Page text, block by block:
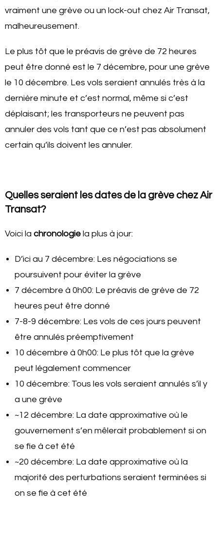
vraiment une grève ou un lock-out chez Air Transat,
malheureusement.
Le plus tôt que le préavis de grève de 72 heures
peut être donné est le 7 décembre, pour une grève
le 10 décembre. Les vols seraient annulés très à la
dernière minute et c’est normal, même si c’est
déplaisant; les transporteurs ne peuvent pas
annuler des vols tant que ce n’est pas absolument
certain qu’ils doivent les annuler.
Quelles seraient les dates de la grève chez Air
Transat?
Voici la chronologie la plus à jour:
D’ici au 7 décembre: Les négociations se
poursuivent pour éviter la grève
7 décembre à 0h00: Le préavis de grève de 72
heures peut être donné
7-8-9 décembre: Les vols de ces jours peuvent
être annulés préemptivement
10 décembre à 0h00: Le plus tôt que la grève
peut légalement commencer
10 décembre: Tous les vols seraient annulés s’il y
a une grève
~12 décembre: La date approximative où le
gouvernement s’en mêlerait probablement si on
se fie à cet été
~20 décembre: La date approximative où la
majorité des perturbations seraient terminées si
on se fie à cet été